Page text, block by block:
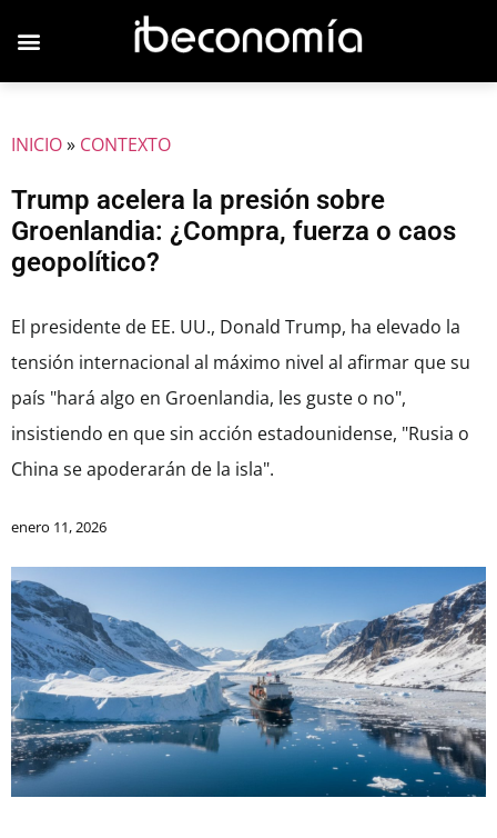
INICIO» CONTEXTO
Trump acelera la presión sobre
Groenlandia: ¿Compra, fuerza o caos
geopolítico?
El presidente de EE. UU., Donald Trump, ha elevado la
tensión internacional al máximo nivel al afirmar que su
país "hará algo en Groenlandia, les guste o no",
insistiendo en que sin acción estadounidense, "Rusia o
China se apoderarán de la isla".
enero 11, 2026